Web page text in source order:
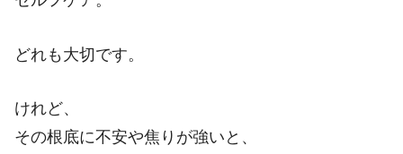
どれも大切です。
けれど、
その根底に不安や焦りが強いと、